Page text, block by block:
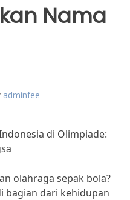
Nama
adminfee
di Olimpiade:
olahraga sepak bola?
bagian dari kehidupan